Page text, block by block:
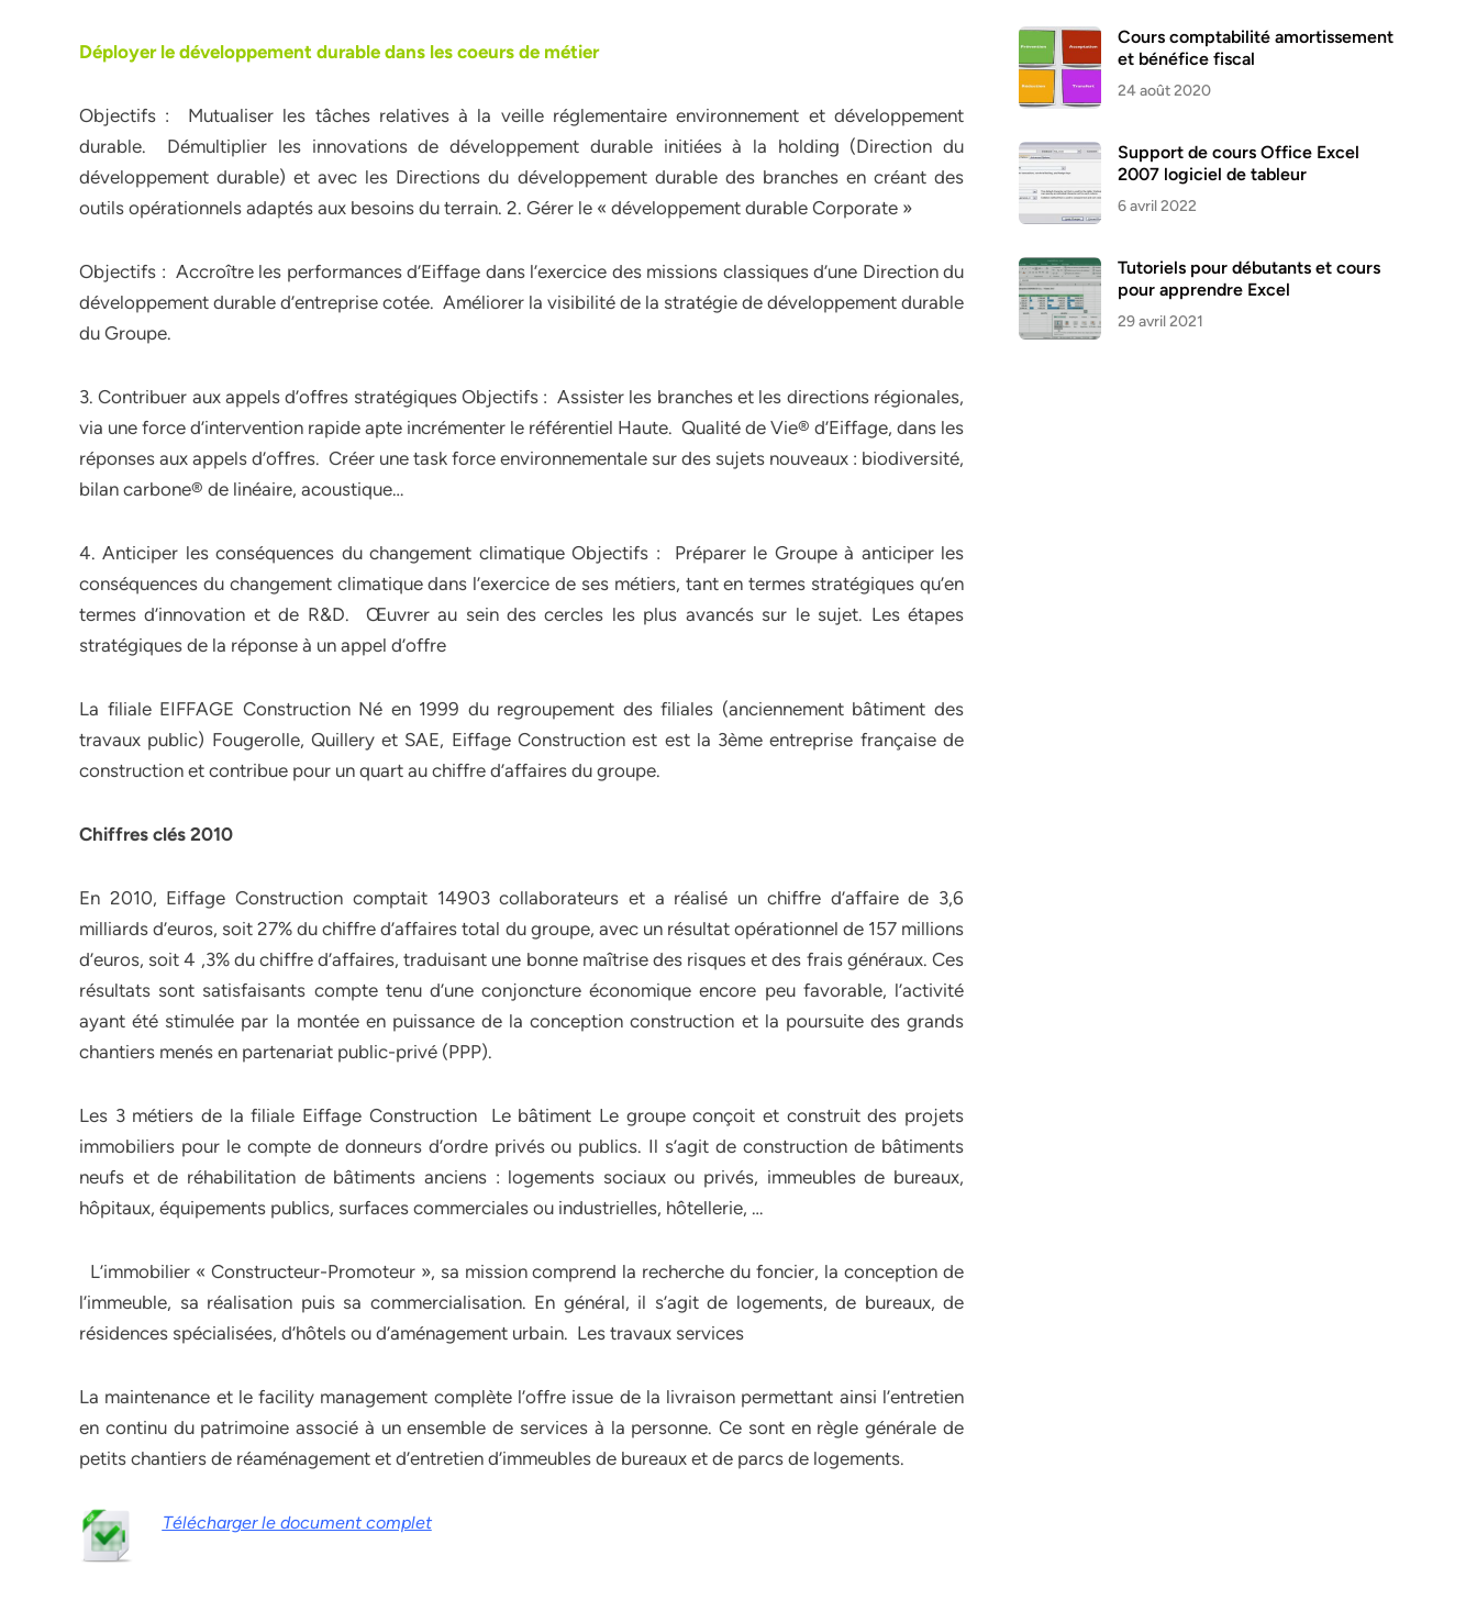
Déployer le développement durable dans les coeurs de métier
Objectifs : Mutualiser les tâches relatives à la veille réglementaire environnement et développement
durable. Démultiplier les innovations de développement durable initiées à la holding (Direction du
développement durable) et avec les Directions du développement durable des branches en créant des
outils opérationnels adaptés aux besoins du terrain. 2. Gérer le « développement durable Corporate »
Objectifs : Accroître les performances d’Eiffage dans l’exercice des missions classiques d’une Direction du
développement durable d’entreprise cotée. Améliorer la visibilité de la stratégie de développement durable
du Groupe.
3. Contribuer aux appels d’offres stratégiques Objectifs : Assister les branches et les directions régionales,
via une force d’intervention rapide apte incrémenter le référentiel Haute. Qualité de Vie® d’Eiffage, dans les
réponses aux appels d’offres. Créer une task force environnementale sur des sujets nouveaux : biodiversité,
bilan carbone® de linéaire, acoustique…
4. Anticiper les conséquences du changement climatique Objectifs : Préparer le Groupe à anticiper les
conséquences du changement climatique dans l’exercice de ses métiers, tant en termes stratégiques qu’en
termes d’innovation et de R&D. Œuvrer au sein des cercles les plus avancés sur le sujet. Les étapes
stratégiques de la réponse à un appel d’offre
La filiale EIFFAGE Construction Né en 1999 du regroupement des filiales (anciennement bâtiment des
travaux public) Fougerolle, Quillery et SAE, Eiffage Construction est est la 3ème entreprise française de
construction et contribue pour un quart au chiffre d’affaires du groupe.
Chiffres clés 2010
En 2010, Eiffage Construction comptait 14903 collaborateurs et a réalisé un chiffre d’affaire de 3,6
milliards d’euros, soit 27% du chiffre d’affaires total du groupe, avec un résultat opérationnel de 157 millions
d’euros, soit 4 ,3% du chiffre d’affaires, traduisant une bonne maîtrise des risques et des frais généraux. Ces
résultats sont satisfaisants compte tenu d’une conjoncture économique encore peu favorable, l’activité
ayant été stimulée par la montée en puissance de la conception construction et la poursuite des grands
chantiers menés en partenariat public-privé (PPP).
Les 3 métiers de la filiale Eiffage Construction Le bâtiment Le groupe conçoit et construit des projets
immobiliers pour le compte de donneurs d’ordre privés ou publics. Il s’agit de construction de bâtiments
neufs et de réhabilitation de bâtiments anciens : logements sociaux ou privés, immeubles de bureaux,
hôpitaux, équipements publics, surfaces commerciales ou industrielles, hôtellerie, …
L’immobilier « Constructeur-Promoteur », sa mission comprend la recherche du foncier, la conception de
l’immeuble, sa réalisation puis sa commercialisation. En général, il s’agit de logements, de bureaux, de
résidences spécialisées, d’hôtels ou d’aménagement urbain. Les travaux services
La maintenance et le facility management complète l’offre issue de la livraison permettant ainsi l’entretien
en continu du patrimoine associé à un ensemble de services à la personne. Ce sont en règle générale de
petits chantiers de réaménagement et d’entretien d’immeubles de bureaux et de parcs de logements.
Télécharger le document complet
Cours comptabilité amortissement
et bénéfice fiscal
24 août 2020
Support de cours Office Excel
2007 logiciel de tableur
6 avril 2022
Tutoriels pour débutants et cours
pour apprendre Excel
29 avril 2021